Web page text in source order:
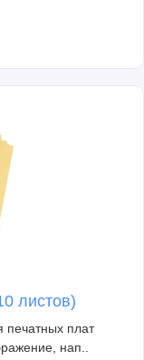
листов)
печатных плат
нап..